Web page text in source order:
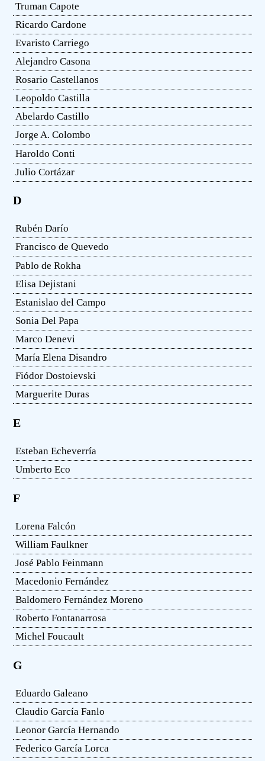
Truman Capote
Ricardo Cardone
Evaristo Carriego
Alejandro Casona
Rosario Castellanos
Leopoldo Castilla
Abelardo Castillo
Jorge A. Colombo
Haroldo Conti
Julio Cortázar
D
Rubén Darío
Francisco de Quevedo
Pablo de Rokha
Elisa Dejistani
Estanislao del Campo
Sonia Del Papa
Marco Denevi
María Elena Disandro
Fiódor Dostoievski
Marguerite Duras
E
Esteban Echeverría
Umberto Eco
F
Lorena Falcón
William Faulkner
José Pablo Feinmann
Macedonio Fernández
Baldomero Fernández Moreno
Roberto Fontanarrosa
Michel Foucault
G
Eduardo Galeano
Claudio García Fanlo
Leonor García Hernando
Federico García Lorca